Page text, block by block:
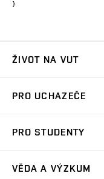
}
ŽIVOT NA VUT
Koleje
Sport na VUT
PRO UCHAZEČE
Dny otevřených dveří
PRO STUDENTY
VĚDA A VÝZKUM